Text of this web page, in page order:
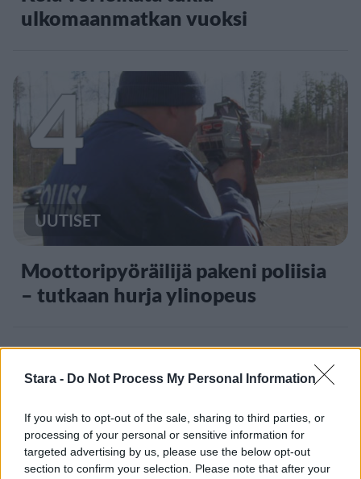
Stara - Do Not Process My Personal Information
If you wish to opt-out of the sale, sharing to third parties, or
processing of your personal or sensitive information for
targeted advertising by us, please use the below opt-out
section to confirm your selection. Please note that after your
ulkomaanmatkan vuoksi
4
UUTISET
Moottoripyöräilijä pakeni poliisia
– tutkaan hurja ylinopeus
5